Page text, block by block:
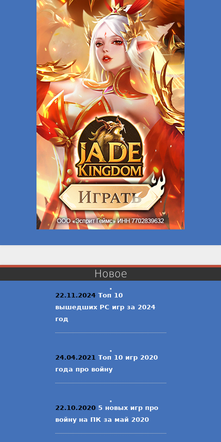
Новое
22.11.2024 Топ 10
вышедших PC игр за 2024
год
24.04.2021 Топ 10 игр 2020
года про войну
22.10.2020 5 новых игр про
войну на ПК за май 2020